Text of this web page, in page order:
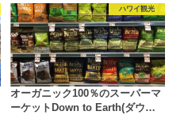
ハワイ観光
オーガニック100％のスーパーマ
ーケットDown to Earth(ダウ…